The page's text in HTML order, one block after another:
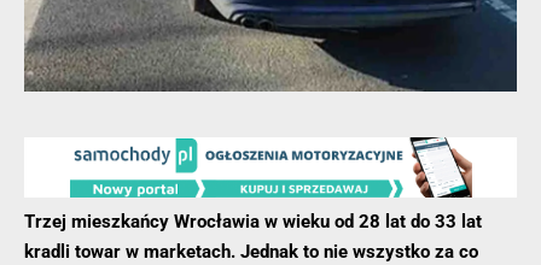
Trzej mieszkańcy Wrocławia w wieku od 28 lat do 33 lat
kradli towar w marketach. Jednak to nie wszystko za co